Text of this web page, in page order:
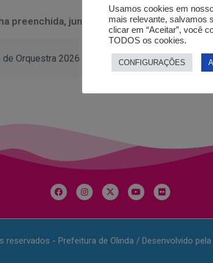
preenchida, junto com a documentação até
Orquestra 2026
- Prefeitura de Olinda / Desenvolvido
Usamos cookies em
mais relevante, salvamos
clicar em “Aceitar”, você
TODOS os cookies.
CONFIGURAÇÕES